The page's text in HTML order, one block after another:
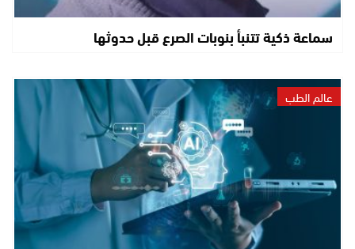
سماعة ذكية تتنبأ بنوبات الصرع قبل حدوثها
عالم الطب